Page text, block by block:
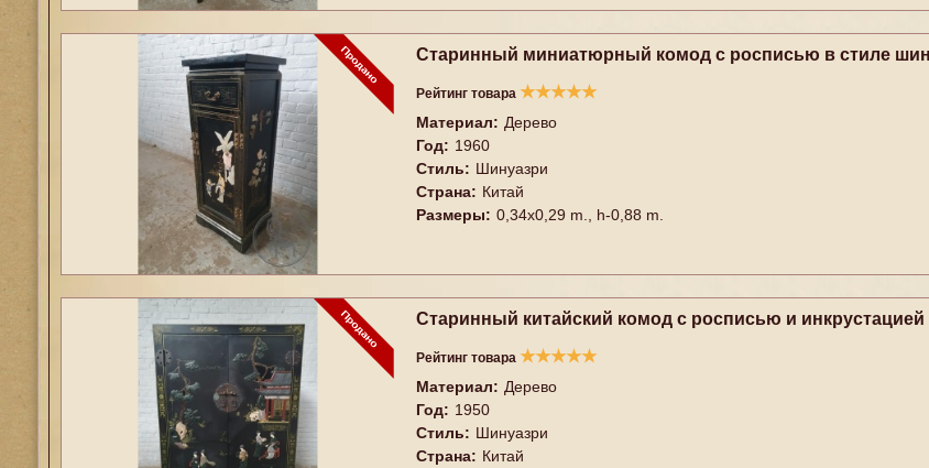
Старинный миниатюрный комод с росписью в стиле
Рейтинг товара ★★★★★
Материал: Дерево
Год: 1960
Стиль: Шинуазри
Страна: Китай
Размеры: 0,34x0,29 m., h-0,88 m.
Старинный китайский комод с росписью и инкрустацией
Рейтинг товара ★★★★★
Материал: Дерево
Год: 1950
Стиль: Шинуазри
Страна: Китай